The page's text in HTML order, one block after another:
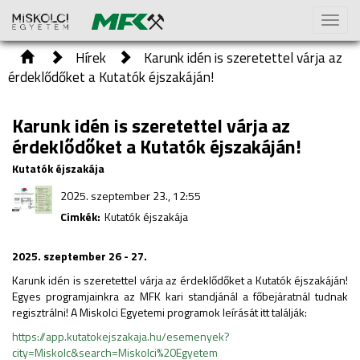
Toggle
Hírek
Karunk idén is szeretettel várja az
érdeklődőket a Kutatók éjszakáján!
Karunk idén is szeretettel várja az
érdeklődőket a Kutatók éjszakáján!
Kutatók éjszakája
2025. szeptember 23., 12:55
Cimkék: Kutatók éjszakája
2025. szeptember 26 - 27.
Karunk idén is szeretettel várja az érdeklődőket a Kutatók éjszakáján!
Egyes programjainkra az MFK kari standjánál a főbejáratnál tudnak
regisztrálni! A Miskolci Egyetemi programok leírását itt találják:
https://app.kutatokejszakaja.hu/esemenyek?
city=Miskolc&search=Miskolci%20Egyetem